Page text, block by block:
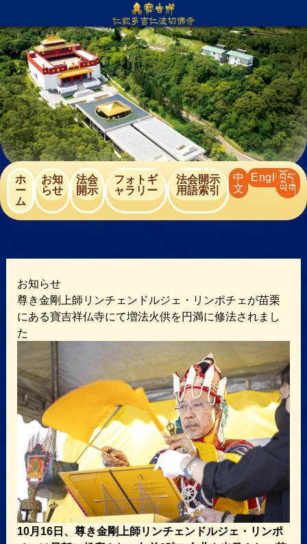
容
を
ス
キ
ッ
プ
ホ
ー
ム
お知
らせ
法会
開⽰
フォトギ
ャラリー
法会開示
用語索引
中
文
English
བོད་
ཡིག
お知らせ
尊き金剛上師リンチェンドルジェ・リンポチェが苗栗
にある寶吉祥仏寺にて増法火供を円満に修法されまし
た
10月16日、尊き金剛上師リンチェンドルジェ・リンポ